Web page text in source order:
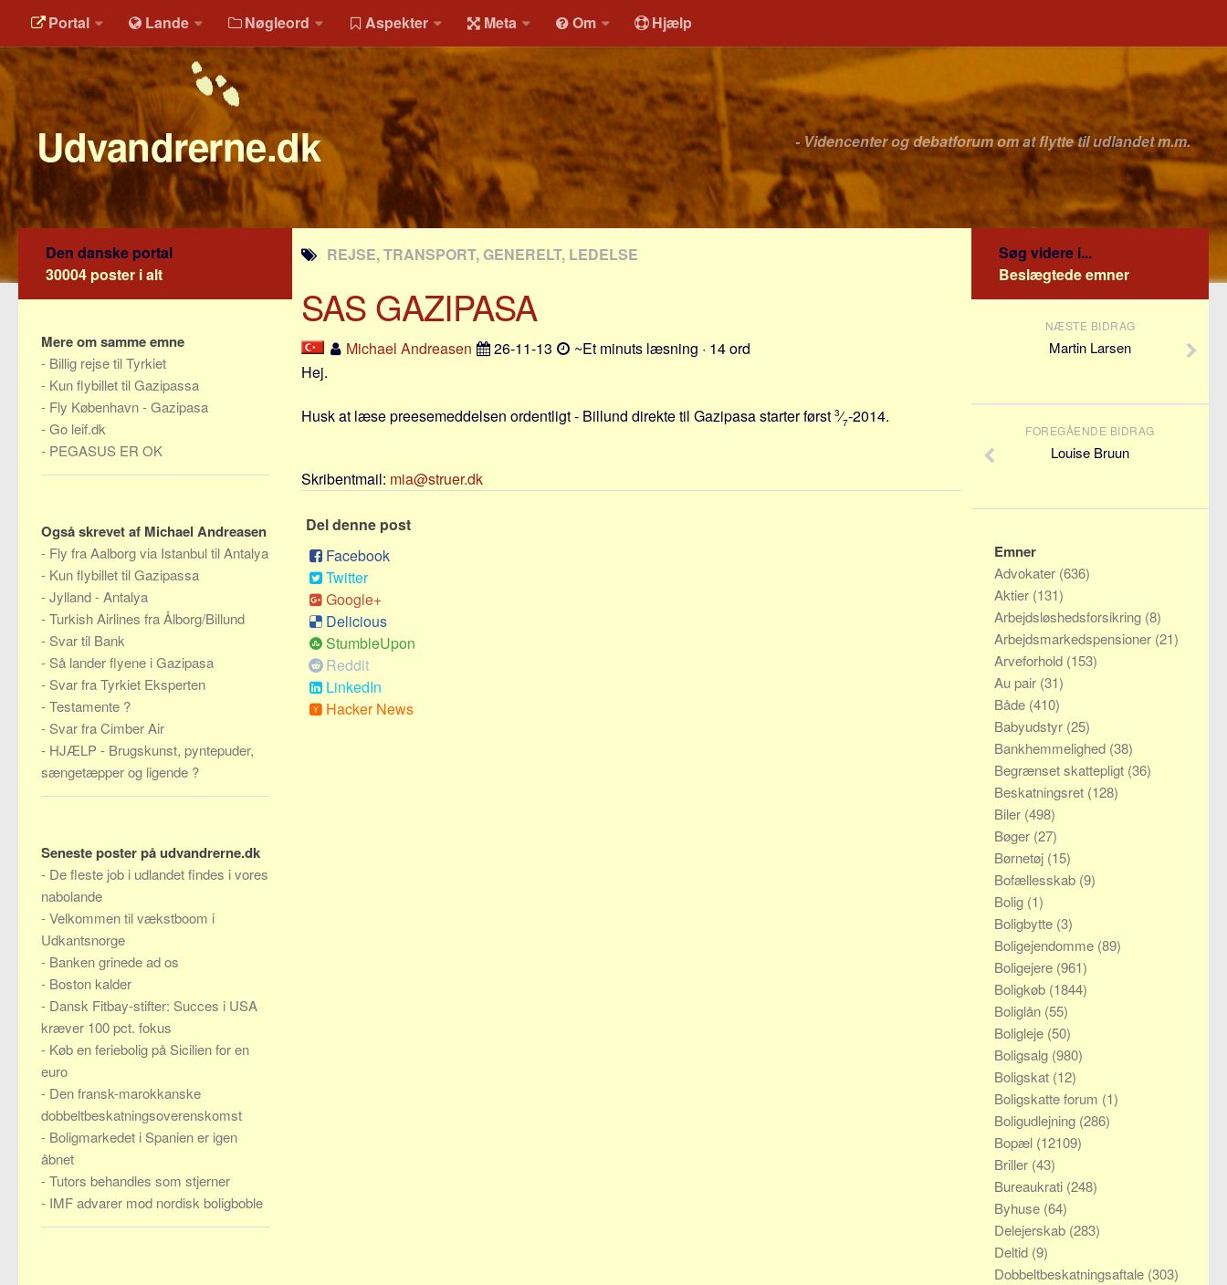
Portal Lande Nøgleord Aspekter Meta Om Hjælp
Udvandrerne.dk - Videncenter og debatforum om at flytte til udlandet m.m.
REJSE, TRANSPORT, GENERELT, LEDELSE
SAS GAZIPASA
Michael Andreasen 26-11-13
~Et minuts læsning · 14 ord
Hej.
Husk at læse preesemeddelsen ordentligt - Billund direkte til Gazipasa starter først 3⁄7-2014.
Skribentmail: mia@struer.dk
Del denne post
Facebook
Twitter
Google+
Delicious
StumbleUpon
Reddit
LinkedIn
Hacker News
Den danske portal
30004 poster i alt
Mere om samme emne
- Billig rejse til Tyrkiet
- Kun flybillet til Gazipassa
- Fly København - Gazipasa
-Go leif.dk
- PEGASUS ER OK
Også skrevet af Michael Andreasen
- Fly fra Aalborg via Istanbul til Antalya
- Kun flybillet til Gazipassa
-Jylland - Antalya
-Turkish Airlines fra Ålborg/Billund
- Svar til Bank
- Så lander flyene i Gazipasa
- Svar fra Tyrkiet Eksperten
-Testamente ?
- Svar fra Cimber Air
- HJÆLP - Brugskunst, pyntepuder,
sængetæpper og ligende ?
Seneste poster på udvandrerne.dk
- De fleste job i udlandet findes i vores
nabolande
-Velkommen til vækstboom i
Udkantsnorge
- Banken grinede ad os
- Boston kalder
- Dansk Fitbay-stifter: Succes i USA
kræver 100 pct. fokus
- Køb en feriebolig på Sicilien for en
euro
- Den fransk-marokkanske
dobbeltbeskatningsoverenskomst
- Boligmarkedet i Spanien er igen
åbnet
-Tutors behandles som stjerner
- IMF advarer mod nordisk boligboble
Søg videre i...
Beslægtede emner
NÆSTE BIDRAG
Martin Larsen
FOREGÅENDE BIDRAG
Louise Bruun
Emner
Advokater (636)
Aktier (131)
Arbejdsløshedsforsikring (8)
Arbejdsmarkedspensioner (21)
Arveforhold (153)
Au pair (31)
Både (410)
Babyudstyr (25)
Bankhemmelighed (38)
Begrænset skattepligt (36)
Beskatningsret (128)
Biler (498)
Bøger (27)
Børnetøj (15)
Bofællesskab (9)
Bolig (1)
Boligbytte (3)
Boligejendomme (89)
Boligejere (961)
Boligkøb (1844)
Boliglån (55)
Boligleje (50)
Boligsalg (980)
Boligskat (12)
Boligskatte forum (1)
Boligudlejning (286)
Bopæl (12109)
Briller (43)
Bureaukrati (248)
Byhuse (64)
Delejerskab (283)
Deltid (9)
Dobbeltbeskatningsaftale (303)